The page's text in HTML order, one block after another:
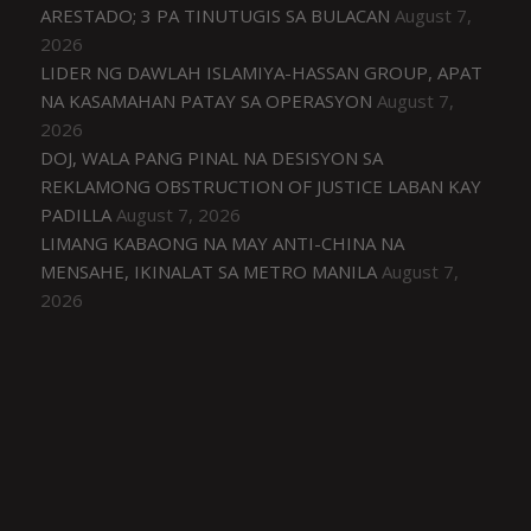
ARESTADO; 3 PA TINUTUGIS SA BULACAN August 7,
2026
LIDER NG DAWLAH ISLAMIYA-HASSAN GROUP, APAT
NA KASAMAHAN PATAY SA OPERASYON August 7,
2026
DOJ, WALA PANG PINAL NA DESISYON SA
REKLAMONG OBSTRUCTION OF JUSTICE LABAN KAY
PADILLA August 7, 2026
LIMANG KABAONG NA MAY ANTI-CHINA NA
MENSAHE, IKINALAT SA METRO MANILA August 7,
2026